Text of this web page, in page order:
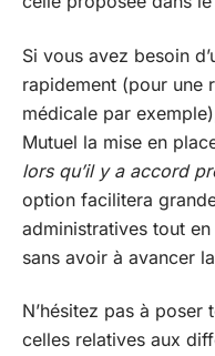
Si vous avez besoin
rapidement (pour une
médicale par
Mutuel la mise en
lors qu’il y a accord
option facilitera
administratives tout
sans avoir à avancer
N’hésitez pas à
celles relatives aux